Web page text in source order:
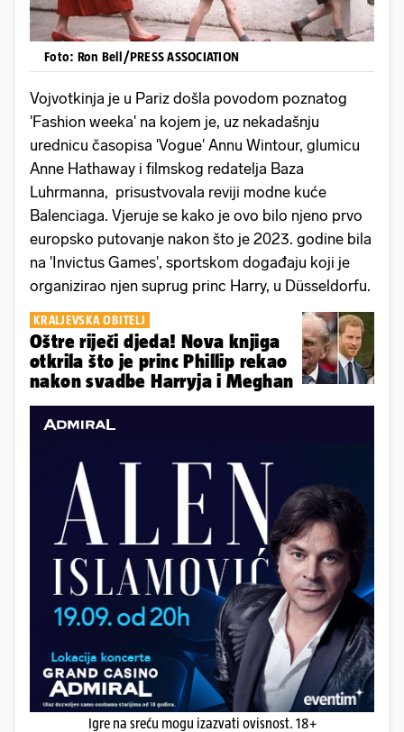
Foto: Ron Bell/PRESS ASSOCIATION
Vojvotkinja je u Pariz došla povodom poznatog
'Fashion weeka' na kojem je, uz nekadašnju
urednicu časopisa 'Vogue' Annu Wintour, glumicu
Anne Hathaway i filmskog redatelja Baza
Luhrmanna, prisustvovala reviji modne kuće
Balenciaga. Vjeruje se kako je ovo bilo njeno prvo
europsko putovanje nakon što je 2023. godine bila
na 'Invictus Games', sportskom događaju koji je
organizirao njen suprug princ Harry, u Düsseldorfu.
KRALJEVSKA OBITELJ
Oštre riječi djeda! Nova knjiga
otkrila što je princ Phillip rekao
nakon svadbe Harryja i Meghan
Igre na sreću mogu izazvati ovisnost. 18+